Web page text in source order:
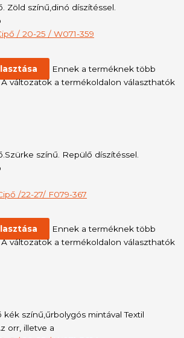
Zöld színű,dinó díszítéssel.
Ennek a terméknek több
A változatok a termékoldalon választhatók
színű. Repülő díszítéssel.
Ennek a terméknek több
A változatok a termékoldalon választhatók
színű,űrbolygós mintával Textil
orr, illetve a